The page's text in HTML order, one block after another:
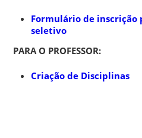
Formulário de inscrição
seletivo
PARA O PROFESSOR:
Criação de Disciplinas